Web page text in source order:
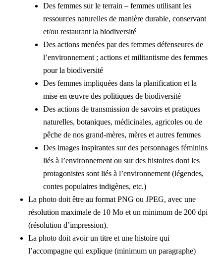
Des femmes sur le terrain – femmes utilisant les
ressources naturelles de manière durable, conservant
et/ou restaurant la biodiversité
Des actions menées par des femmes défenseures de
l’environnement ; actions et militantisme des femmes
pour la biodiversité
Des femmes impliquées dans la planification et la
mise en œuvre des politiques de biodiversité
Des actions de transmission de savoirs et pratiques
naturelles, botaniques, médicinales, agricoles ou de
pêche de nos grand-mères, mères et autres femmes
Des images inspirantes sur des personnages féminins
liés à l’environnement ou sur des histoires dont les
protagonistes sont liés à l’environnement (légendes,
contes populaires indigènes, etc.)
La photo doit être au format PNG ou JPEG, avec une
résolution maximale de 10 Mo et un minimum de 200 dpi
(résolution d’impression).
La photo doit avoir un titre et une histoire qui
l’accompagne qui explique (minimum un paragraphe)